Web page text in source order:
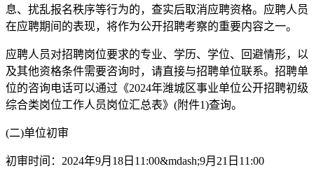
息、扰乱报名秩序等行为的，查实后取消应聘资格。应聘人员
在应聘期间的表现，将作为公开招聘考察的重要内容之一。
应聘人员对招聘岗位要求的专业、学历、学位、回避情形，以
及其他资格条件需要咨询时，请直接与招聘单位联系。招聘单
位的咨询电话可以通过《2024年潍城区事业单位公开招聘初级
综合类岗位工作人员岗位汇总表》(附件1)查询。
(二)单位初审
初审时间：2024年9月18日11:00&mdash;9月21日11:00